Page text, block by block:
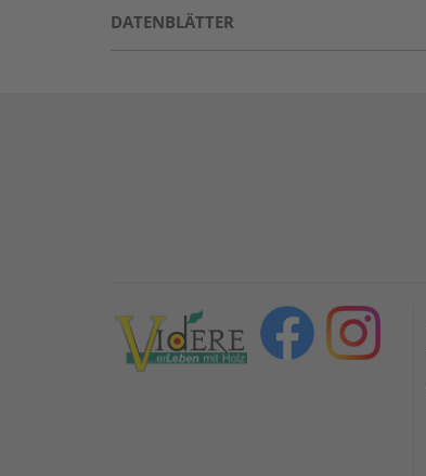
DATENBLÄTTER